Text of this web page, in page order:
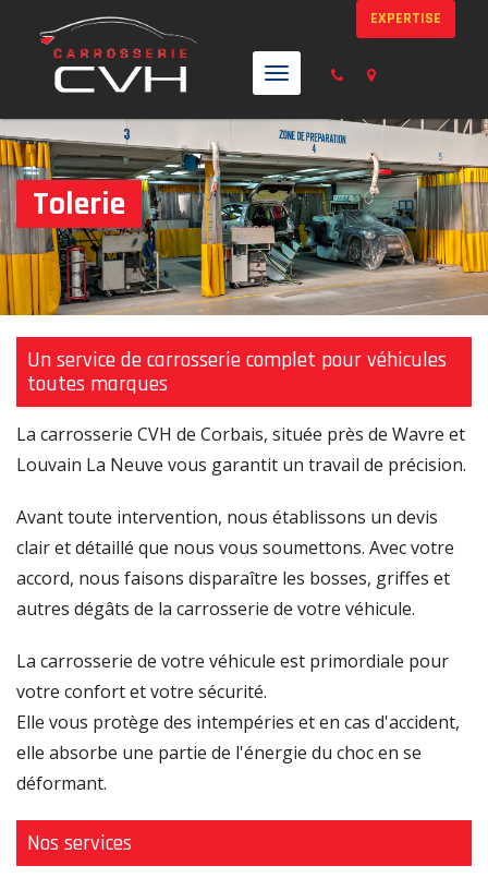
EXPERTISE
T
g
g
l
e
n
a
i
t
i
o
Tolerie
Un service de carrosserie complet pour véhicules
toutes marques
La carrosserie CVH de Corbais, située près de Wavre et
Louvain La Neuve vous garantit un travail de précision.
Avant toute intervention, nous établissons un devis
clair et détaillé que nous vous soumettons. Avec votre
accord, nous faisons disparaître les bosses, griffes et
autres dégâts de la carrosserie de votre véhicule.
La carrosserie de votre véhicule est primordiale pour
votre confort et votre sécurité.
Elle vous protège des intempéries et en cas d'accident,
elle absorbe une partie de l'énergie du choc en se
déformant.
Nos services